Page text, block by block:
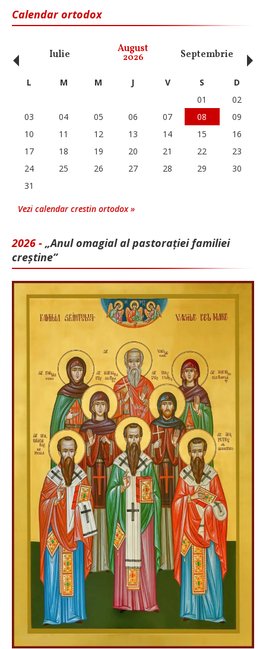
Calendar ortodox
Iulie August
2026 Septembrie
‹ L M M J V S
D
01
02
03
04 05 06 07 08
09
10
11 12 13 14 15
16
17
18 19 20 21 22
23
24
25 26 27 28 29
30
31
Vezi calendar crestin ortodox »
2026 - „Anul omagial al pastorației familiei
creștine”